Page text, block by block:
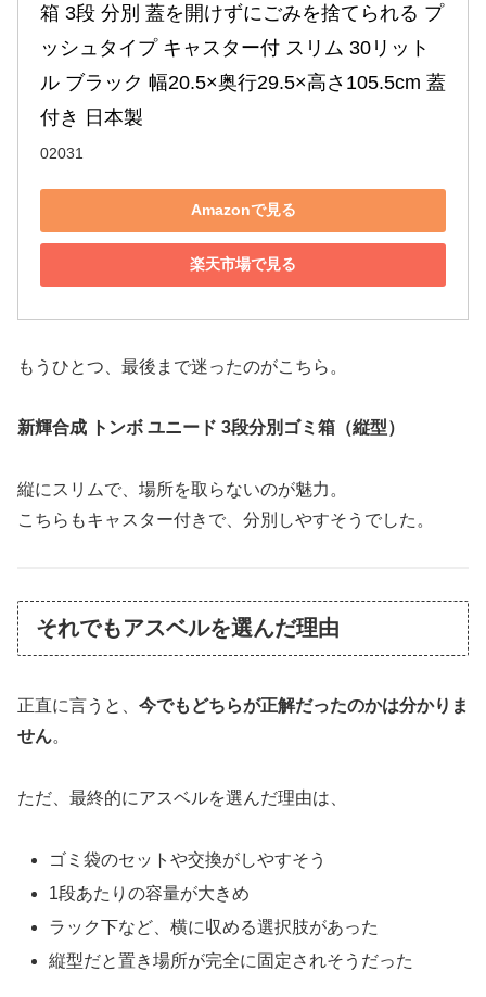
箱 3段 分別 蓋を開けずにごみを捨てられる プ
ッシュタイプ キャスター付 スリム 30リット
ル ブラック 幅20.5×奥行29.5×高さ105.5cm 蓋
付き 日本製
02031
Amazonで見る
楽天市場で見る
もうひとつ、最後まで迷ったのがこちら。
新輝合成 トンボ ユニード 3段分別ゴミ箱（縦型）
縦にスリムで、場所を取らないのが魅力。
こちらもキャスター付きで、分別しやすそうでした。
それでもアスベルを選んだ理由
正直に言うと、 今でもどちらが正解だったのかは分かりま
せん。
ただ、最終的にアスベルを選んだ理由は、
ゴミ袋のセットや交換がしやすそう
1段あたりの容量が大きめ
ラック下など、横に収める選択肢があった
縦型だと置き場所が完全に固定されそうだった